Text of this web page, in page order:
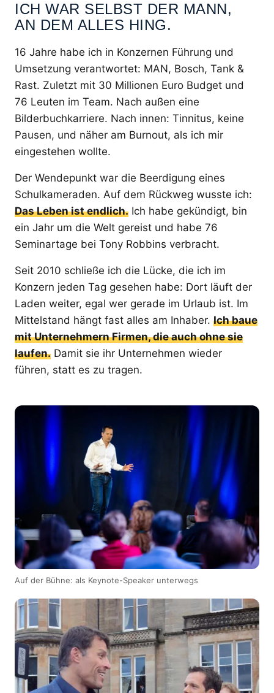
ICH WAR SELBST DER MANN,
AN DEM ALLES HING.
16 Jahre habe ich in Konzernen Führung und
Umsetzung verantwortet: MAN, Bosch, Tank &
Rast. Zuletzt mit 30 Millionen Euro Budget und
76 Leuten im Team. Nach außen eine
Bilderbuchkarriere. Nach innen: Tinnitus, keine
Pausen, und näher am Burnout, als ich mir
eingestehen wollte.
Der Wendepunkt war die Beerdigung eines
Schulkameraden. Auf dem Rückweg wusste ich:
Das Leben ist endlich. Ich habe gekündigt, bin
ein Jahr um die Welt gereist und habe 76
Seminartage bei Tony Robbins verbracht.
Seit 2010 schließe ich die Lücke, die ich im
Konzern jeden Tag gesehen habe: Dort läuft der
Laden weiter, egal wer gerade im Urlaub ist. Im
Mittelstand hängt fast alles am Inhaber. Ich baue
mit Unternehmern Firmen, die auch ohne sie
laufen. Damit sie ihr Unternehmen wieder
führen, statt es zu tragen.
Auf der Bühne: als Keynote-Speaker unterwegs